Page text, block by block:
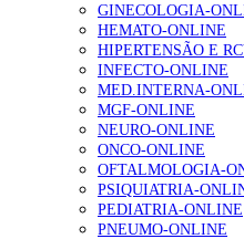
Quase quatro em cada
86 visualizações
“Os programas de
66 visualizações
GINECOLOGIA-
HEMATO-ONLINE
HIPERTENSÃO E
INFECTO-ONLINE
MED.INTERNA-
MGF-ONLINE
NEURO-ONLINE
ONCO-ONLINE
OFTALMOLOGIA-
PSIQUIATRIA-
PEDIATRIA-ONLINE
PNEUMO-ONLINE